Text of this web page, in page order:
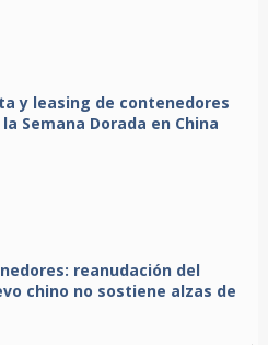
y leasing de contenedores
Semana Dorada en China
reanudación del
chino no sostiene alzas de